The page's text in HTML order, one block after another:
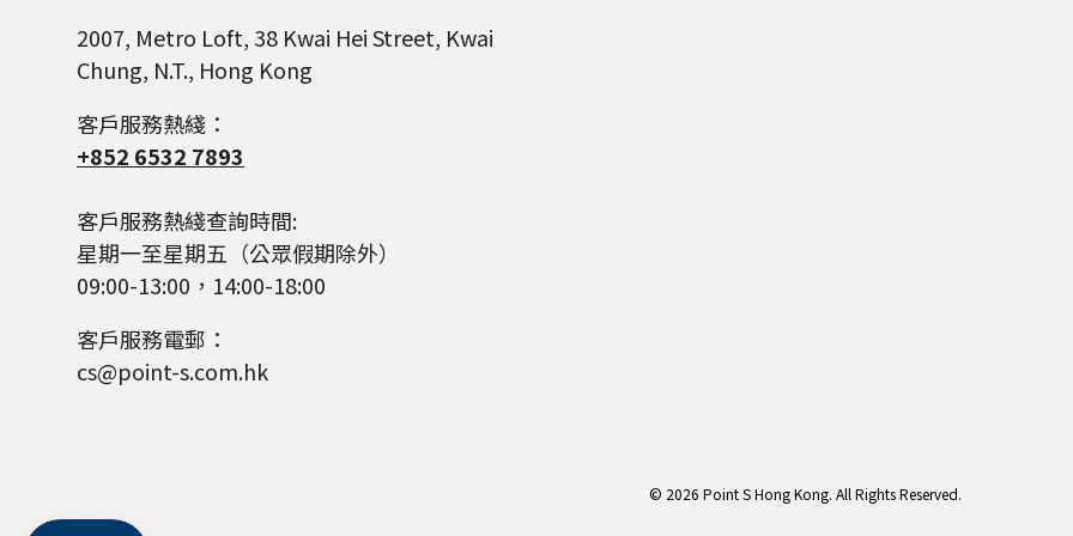
2007, Metro Loft, 38 Kwai Hei Street, Kwai
Chung, N.T., Hong Kong
客戶服務熱綫：
+852 6532 7893
客戶服務熱綫查詢時間:
星期一至星期五（公眾假期除外）
09:00-13:00，14:00-18:00
客戶服務電郵：
cs@point-s.com.hk
© 2026 Point S Hong Kong. All Rights Reserved.